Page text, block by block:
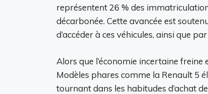
représentent 26 % des
décarbonée. Cette avancée est
d’accéder à ces véhicules, ainsi que
Alors que l’économie incertaine
Modèles phares comme la Renault 5
tournant dans les habitudes d’achat